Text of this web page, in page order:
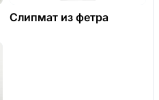
Слипмат из фетра